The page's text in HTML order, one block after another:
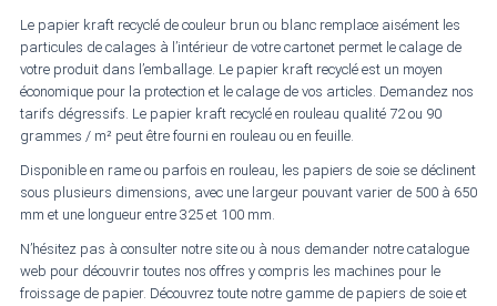
Le papier kraft recyclé de couleur brun ou blanc remplace aisément les
particules de calages à l’intérieur de votre cartonet permet le calage de
votre produit dans l’emballage. Le papier kraft recyclé est un moyen
économique pour la protection et le calage de vos articles. Demandez nos
tarifs dégressifs. Le papier kraft recyclé en rouleau qualité 72 ou 90
grammes / m² peut être fourni en rouleau ou en feuille.
Disponible en rame ou parfois en rouleau, les papiers de soie se déclinent
sous plusieurs dimensions, avec une largeur pouvant varier de 500 à 650
mm et une longueur entre 325 et 100 mm.
N’hésitez pas à consulter notre site ou à nous demander notre catalogue
web pour découvrir toutes nos offres y compris les machines pour le
froissage de papier. Découvrez toute notre gamme de papiers de soie et